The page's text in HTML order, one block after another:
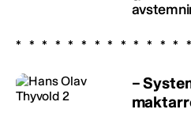
–